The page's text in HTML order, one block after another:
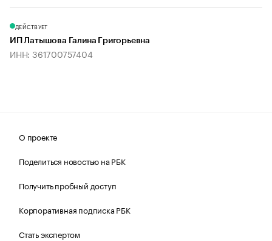
ДЕЙСТВУЕТ
ИП Латышова Галина Григорьевна
ИНН: 361700757404
О проекте
Поделиться новостью на РБК
Получить пробный доступ
Корпоративная подписка РБК
Стать экспертом